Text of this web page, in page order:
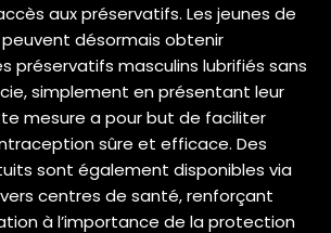
aux préservatifs. Les jeunes de
désormais obtenir
préservatifs masculins lubrifiés sans
simplement en présentant leur
mesure a pour but de faciliter
sûre et efficace. Des
sont également disponibles via
centres de santé, renforçant
à l’importance de la protection